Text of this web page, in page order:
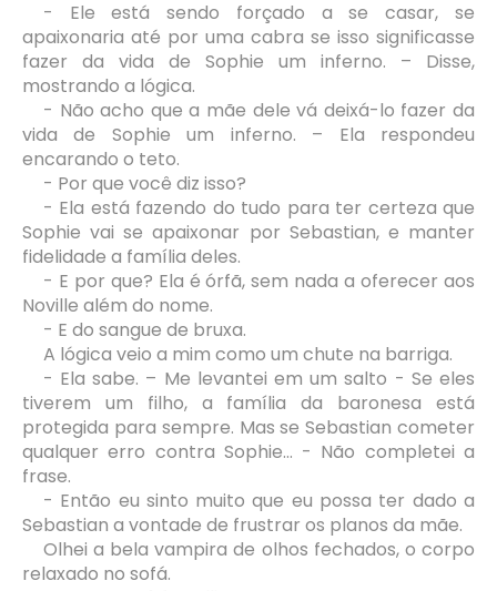
- Ele está sendo forçado a se casar, se
apaixonaria até por uma cabra se isso significasse
fazer da vida de Sophie um inferno. – Disse,
mostrando a lógica.
- Não acho que a mãe dele vá deixá-lo fazer da
vida de Sophie um inferno. – Ela respondeu
encarando o teto.
- Por que você diz isso?
- Ela está fazendo do tudo para ter certeza que
Sophie vai se apaixonar por Sebastian, e manter
fidelidade a família deles.
- E por que? Ela é órfã, sem nada a oferecer aos
Noville além do nome.
- E do sangue de bruxa.
A lógica veio a mim como um chute na barriga.
- Ela sabe. – Me levantei em um salto - Se eles
tiverem um filho, a família da baronesa está
protegida para sempre. Mas se Sebastian cometer
qualquer erro contra Sophie... - Não completei a
frase.
- Então eu sinto muito que eu possa ter dado a
Sebastian a vontade de frustrar os planos da mãe.
Olhei a bela vampira de olhos fechados, o corpo
relaxado no sofá.